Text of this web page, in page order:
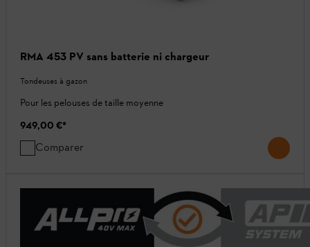
RMA 453 PV sans batterie ni chargeur
Tondeuses à gazon
Pour les pelouses de taille moyenne
949,00 €*
Comparer